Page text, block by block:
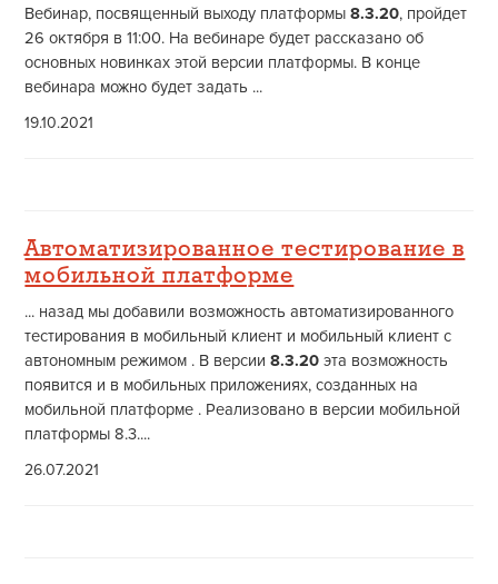
Вебинар, посвященный выходу платформы8.3.20, пройдет
26 октября в 11:00. На вебинаре будет рассказано об
основных новинках этой версии платформы. В конце
вебинара можно будет задать ...
19.10.2021
Автоматизированное тестирование в
мобильной платформе
... назад мы добавили возможность автоматизированного
тестирования в мобильный клиент и мобильный клиент с
автономным режимом . В версии8.3.20 эта возможность
появится и в мобильных приложениях, созданных на
мобильной платформе . Реализовано в версии мобильной
платформы 8.3....
26.07.2021